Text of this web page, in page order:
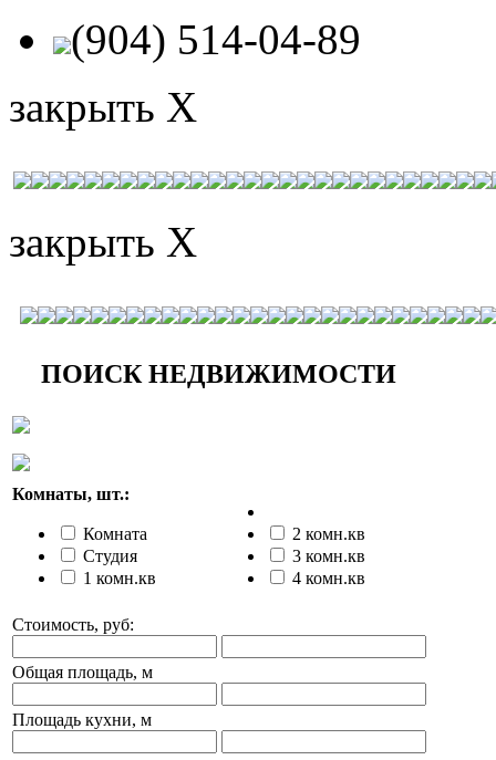
(904) 514-04-89
закрыть X
закрыть X
ПОИСК НЕДВИЖИМОСТИ
Комнаты, шт.:
Комната
Студия
1 комн.кв
2 комн.кв
3 комн.кв
4 комн.кв
Стоимость, руб:
Общая площадь, м
Площадь кухни, м